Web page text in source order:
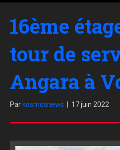
16ème
tour de
Angara à
Par kosmosnews 17 juin 2022